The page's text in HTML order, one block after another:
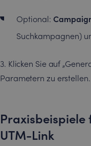
Optional:
Suchkampagnen)
3. Klicken Sie auf
Parametern zu erstellen.
UTM-Link